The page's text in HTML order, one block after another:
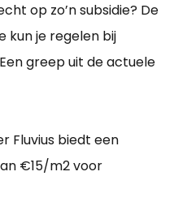
op zo’n subsidie? De
kun je regelen bij
greep uit de actuele
Fluvius biedt een
€15/m2 voor